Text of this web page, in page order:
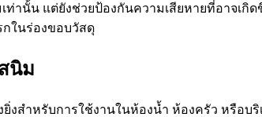
ท่านั้น แต่ยังช่วยป้องกันความเสียหายที่อาจเ
ในร่องขอบวัสดุ
นิม
สำหรับการใช้งานในห้องน้ำ ห้องครัว หรือ